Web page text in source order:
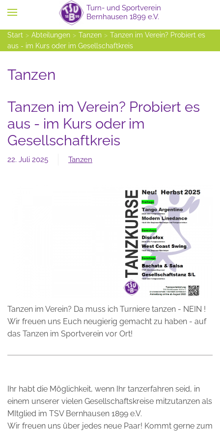
Zum Hauptinhalt springen
Start Abteilungen Tanzen
Tanzen im Verein? Probiert es
aus - im Kurs oder im Gesellschaftkreis
Tanzen
Tanzen im Verein? Probiert es
aus - im Kurs oder im
Gesellschaftkreis
22. Juli 2025 Tanzen
Tanzen im Verein? Da muss ich Turniere tanzen - NEIN !
Wir freuen uns Euch neugierig gemacht zu haben - auf
das Tanzen im Sportverein vor Ort!
Ihr habt die Möglichkeit, wenn Ihr tanzerfahren seid, in
einem unserer vielen Gesellschaftskreise mitzutanzen als
MItglied im TSV Bernhausen 1899 e.V.
Wir freuen uns über jedes neue Paar! Kommt gerne zum